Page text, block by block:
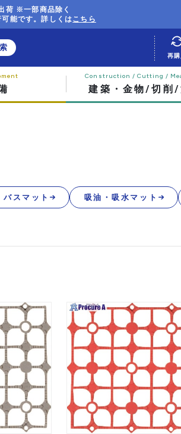
荷 ※一部商品除く
能です。詳しくはこちら
建築・金物/切削/
再購
バスマット 吸油・吸水マット